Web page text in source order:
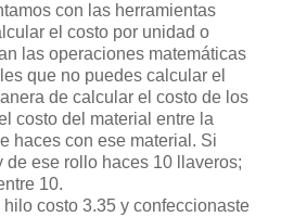
con las herramientas
el costo por unidad o
las operaciones matemáticas
que no puedes calcular el
de calcular el costo de los
costo del material entre la
haces con ese material. Si
ese rollo haces 10 llaveros;
10.
costo 3.35 y confeccionaste